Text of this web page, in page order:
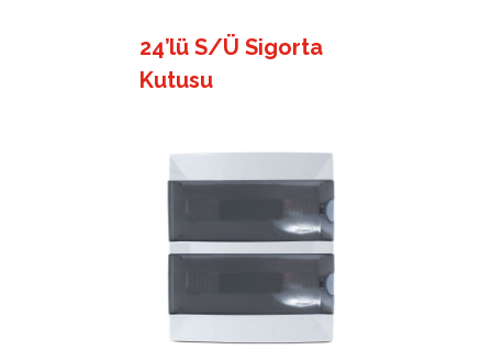
24’lü S/Ü Sigorta
Kutusu